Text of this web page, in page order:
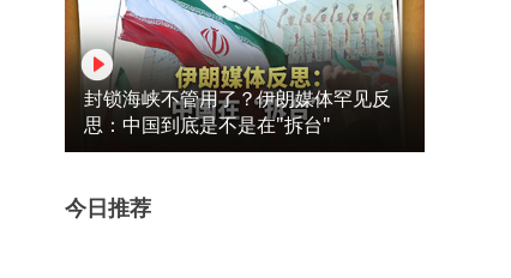
封锁海峡不管用了？伊朗媒体罕见反
思：中国到底是不是在"拆台"
今日推荐